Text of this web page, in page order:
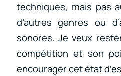
techniques, mais pas
d’autres genres ou
sonores. Je veux
compétition et son
encourager cet état